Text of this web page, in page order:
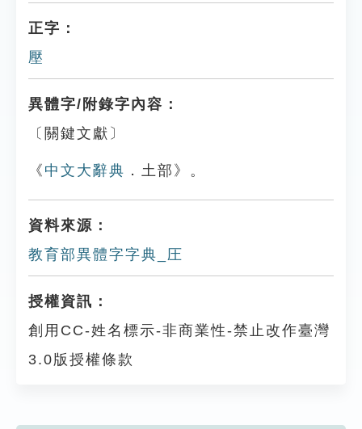
正字：
壓
異體字/附錄字內容：
〔關鍵文獻〕
《 中文大辭典 ．土部》。
資料來源：
教育部異體字字典_圧
授權資訊：
創用CC-姓名標示-非商業性-禁止改作臺灣
3.0版授權條款